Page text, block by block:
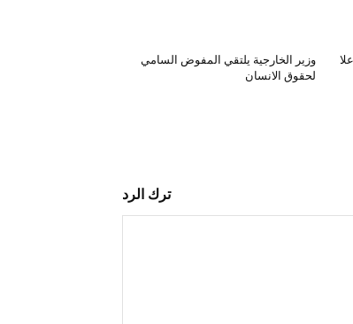
وزير الخارجية يلتقي المفوض السامي
لحقوق الانسان
ترك الرد